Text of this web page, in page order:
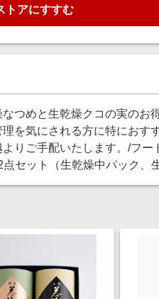
トアにすすむ
つめと生乾燥クコの実のお
を気にされる方に特におす
りご手配いたします。/フー
セット（生乾燥中パック、